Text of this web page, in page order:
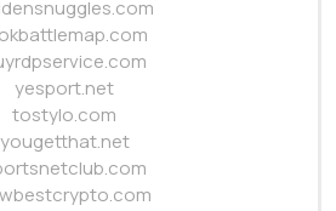
yesport.net
tostylo.com
yougetthat.net